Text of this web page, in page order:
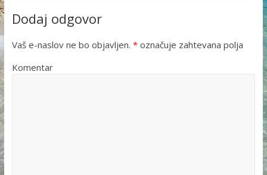
Dodaj odgovor
Vaš e-naslov ne bo objavljen. *označuje zahtevana polja
Komentar